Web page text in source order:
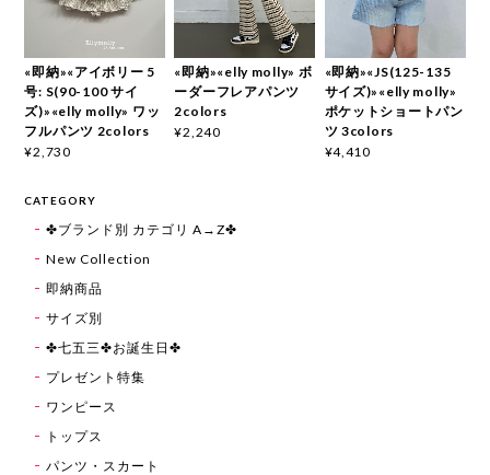
«即納»«アイボリー 5
号: S(90-100 サイ
ズ)»«elly molly» ワッ
フルパンツ 2colors
¥2,730
«即納»«elly molly» ボ
ーダーフレアパンツ
2colors
¥2,240
«即納»«JS(125-135
サイズ)»«elly molly»
ポケットショートパン
ツ 3colors
¥4,410
CATEGORY
✤ブランド別 カテゴリ A→Z✤
New Collection
即納商品
サイズ別
✤七五三✤お誕生日✤
プレゼント特集
ワンピース
トップス
パンツ・スカート